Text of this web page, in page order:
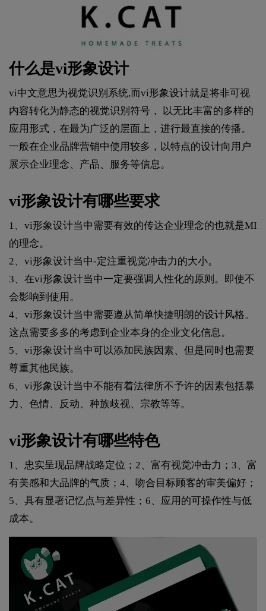
什么是vi形象设计
vi中文意思为视觉识别系统,而vi形象设计就是将非可视
内容转化为静态的视觉识别符号， 以无比丰富的多样的
应用形式，在最为广泛的层面上，进行最直接的传播。
一般在企业品牌营销中使用较多，以特点的设计向用户
展示企业理念、产品、服务等信息。
vi形象设计有哪些要求
1、vi形象设计当中需要有效的传达企业理念的也就是MI
的理念。
2、vi形象设计当中-定注重视觉冲击力的大小。
3、在vi形象设计当中一定要强调人性化的原则。即使不
会影响到使用。
4、vi形象设计当中需要遵从简单快捷明朗的设计风格。
这点需要多多的考虑到企业本身的企业文化信息。
5、vi形象设计当中可以添加民族因素、但是同时也需要
尊重其他民族。
6、vi形象设计当中不能有着法律所不予许的因素包括暴
力、色情、反动、种族歧视、宗教等等。
vi形象设计有哪些特色
1、忠实呈现品牌战略定位；2、富有视觉冲击力；3、富
有美感和大品牌的气质；4、吻合目标顾客的审美偏好；
5、具有显著记忆点与差异性；6、应用的可操作性与低
成本。